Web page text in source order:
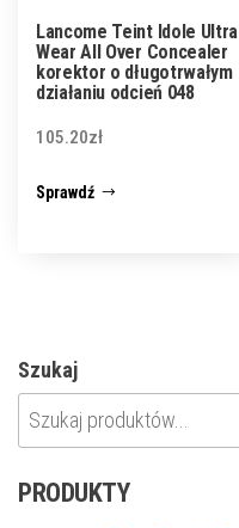
Lancome Teint Idole Ultra
Wear All Over Concealer
korektor o długotrwałym
działaniu odcień 048
105.20zł
Sprawdź
Szukaj
PRODUKTY